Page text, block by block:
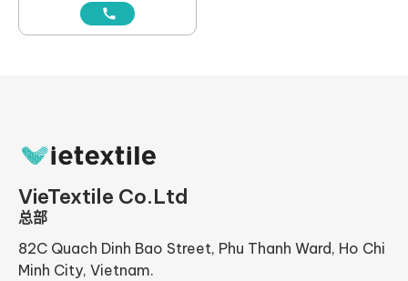
VieTextile Co.Ltd
总部
82C Quach Dinh Bao Street, Phu Thanh Ward, Ho Chi
Minh City, Vietnam.